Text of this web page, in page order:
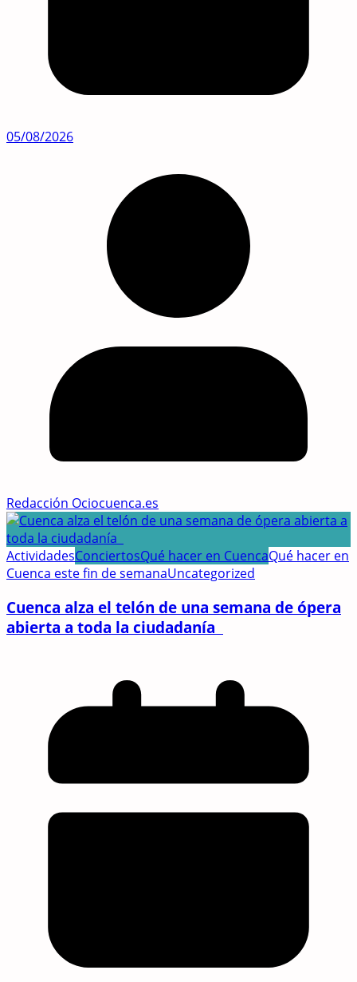
05/08/2026
Redacción Ociocuenca.es
ActividadesConciertosQué hacer en CuencaQué hacer en
Cuenca este fin de semanaUncategorized
Cuenca alza el telón de una semana de ópera
abierta a toda la ciudadanía